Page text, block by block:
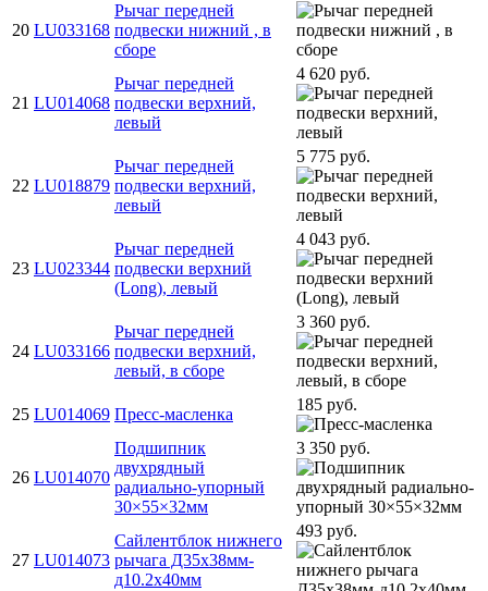
20 LU033168
Рычаг передней
подвески нижний , в
сборе
21 LU014068
Рычаг передней
подвески верхний,
левый
4 620 руб.
22 LU018879
Рычаг передней
подвески верхний,
левый
5 775 руб.
23 LU023344
Рычаг передней
подвески верхний
(Long), левый
4 043 руб.
24 LU033166
Рычаг передней
подвески верхний,
левый, в сборе
3 360 руб.
25 LU014069 Пресс-масленка
185 руб.
26 LU014070
Подшипник
двухрядный
радиально-упорный
30×55×32мм
3 350 руб.
27 LU014073
Сайлентблок нижнего
рычага Д35х38мм-
д10.2х40мм
493 руб.